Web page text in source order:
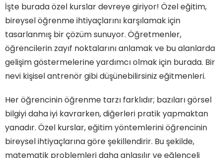
İşte burada özel kurslar devreye giriyor! Özel eğitim,
bireysel öğrenme ihtiyaçlarını karşılamak için
tasarlanmış bir çözüm sunuyor. Öğretmenler,
öğrencilerin zayıf noktalarını anlamak ve bu alanlarda
gelişim göstermelerine yardımcı olmak için burada. Bir
nevi kişisel antrenör gibi düşünebilirsiniz eğitmenleri.
Her öğrencinin öğrenme tarzı farklıdır; bazıları görsel
bilgiyi daha iyi kavrarken, diğerleri pratik yapmaktan
yanadır. Özel kurslar, eğitim yöntemlerini öğrencinin
bireysel ihtiyaçlarına göre şekillendirir. Bu şekilde,
matematik problemleri daha anlaşılır ve eğlenceli